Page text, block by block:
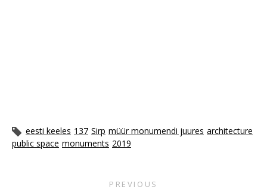
eesti keeles 137 Sirp müür monumendi juures architecture
public space monuments 2019
PREVIOUS